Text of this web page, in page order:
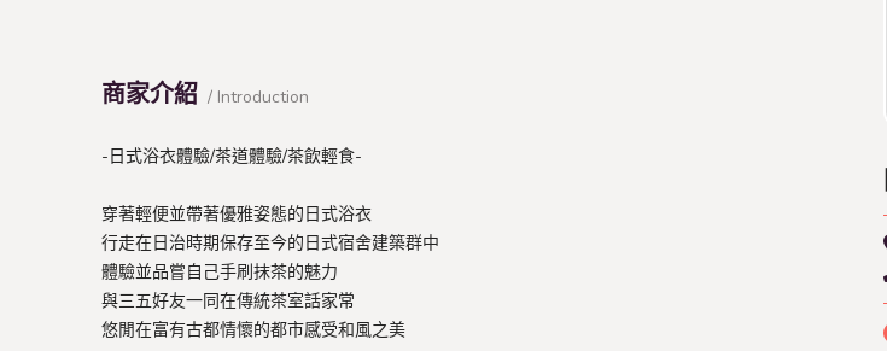
商家介紹 / Introduction
-日式浴衣體驗/茶道體驗/茶飲輕食-
穿著輕便並帶著優雅姿態的日式浴衣
行走在日治時期保存至今的日式宿舍建築群中
體驗並品嘗自己手刷抹茶的魅力
與三五好友一同在傳統茶室話家常
悠閒在富有古都情懷的都市感受和風之美